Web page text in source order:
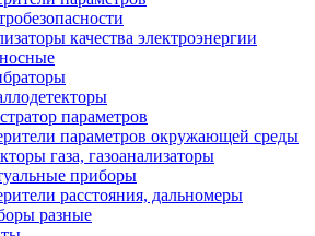
качества электроэнергии
параметров
параметров окружающей среды
газа, газоанализаторы
приборы
расстояния, дальномеры
разные